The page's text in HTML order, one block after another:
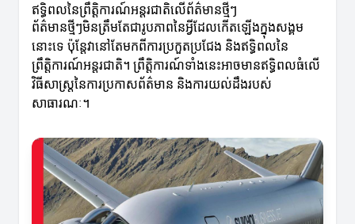
ឥទ្ធិពលនៃព្រឹត្តិការណ៍អន្ដរជាតិលើព័ត៌មានថ្មីៗ
ព័ត៌មានថ្មីៗមិនត្រឹមតែជារូបភាពនៃអ្វីដែលកើតឡើងក្នុងសង្គម
នោះទេ ប៉ុន្តែវានៅតែមកពីការប្រកួតប្រជែង និងឥទ្ធិពលនៃ
ព្រឹត្តិការណ៍អន្ដរជាតិ។ ព្រឹត្តិការណ៍ទាំងនេះអាចមានឥទ្ធិពលធំលើ
វិធីសាស្ត្រនៃការប្រកាសព័ត៌មាន និងការយល់ដឹងរបស់
សាធារណៈ។